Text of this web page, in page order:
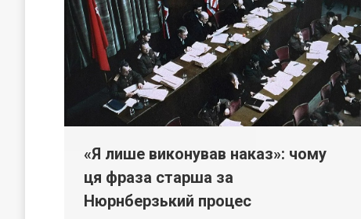
«Я лише виконував наказ»: чому
ця фраза старша за
Нюрнберзький процес